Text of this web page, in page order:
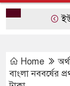
ইউরোপে
Home
বাংলা নববর্ষের